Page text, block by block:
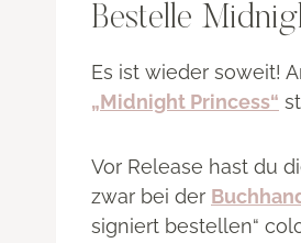
Bestelle
Es ist wieder soweit!
„Midnight Princess“
Vor Release hast du
zwar bei der
signiert bestellen“